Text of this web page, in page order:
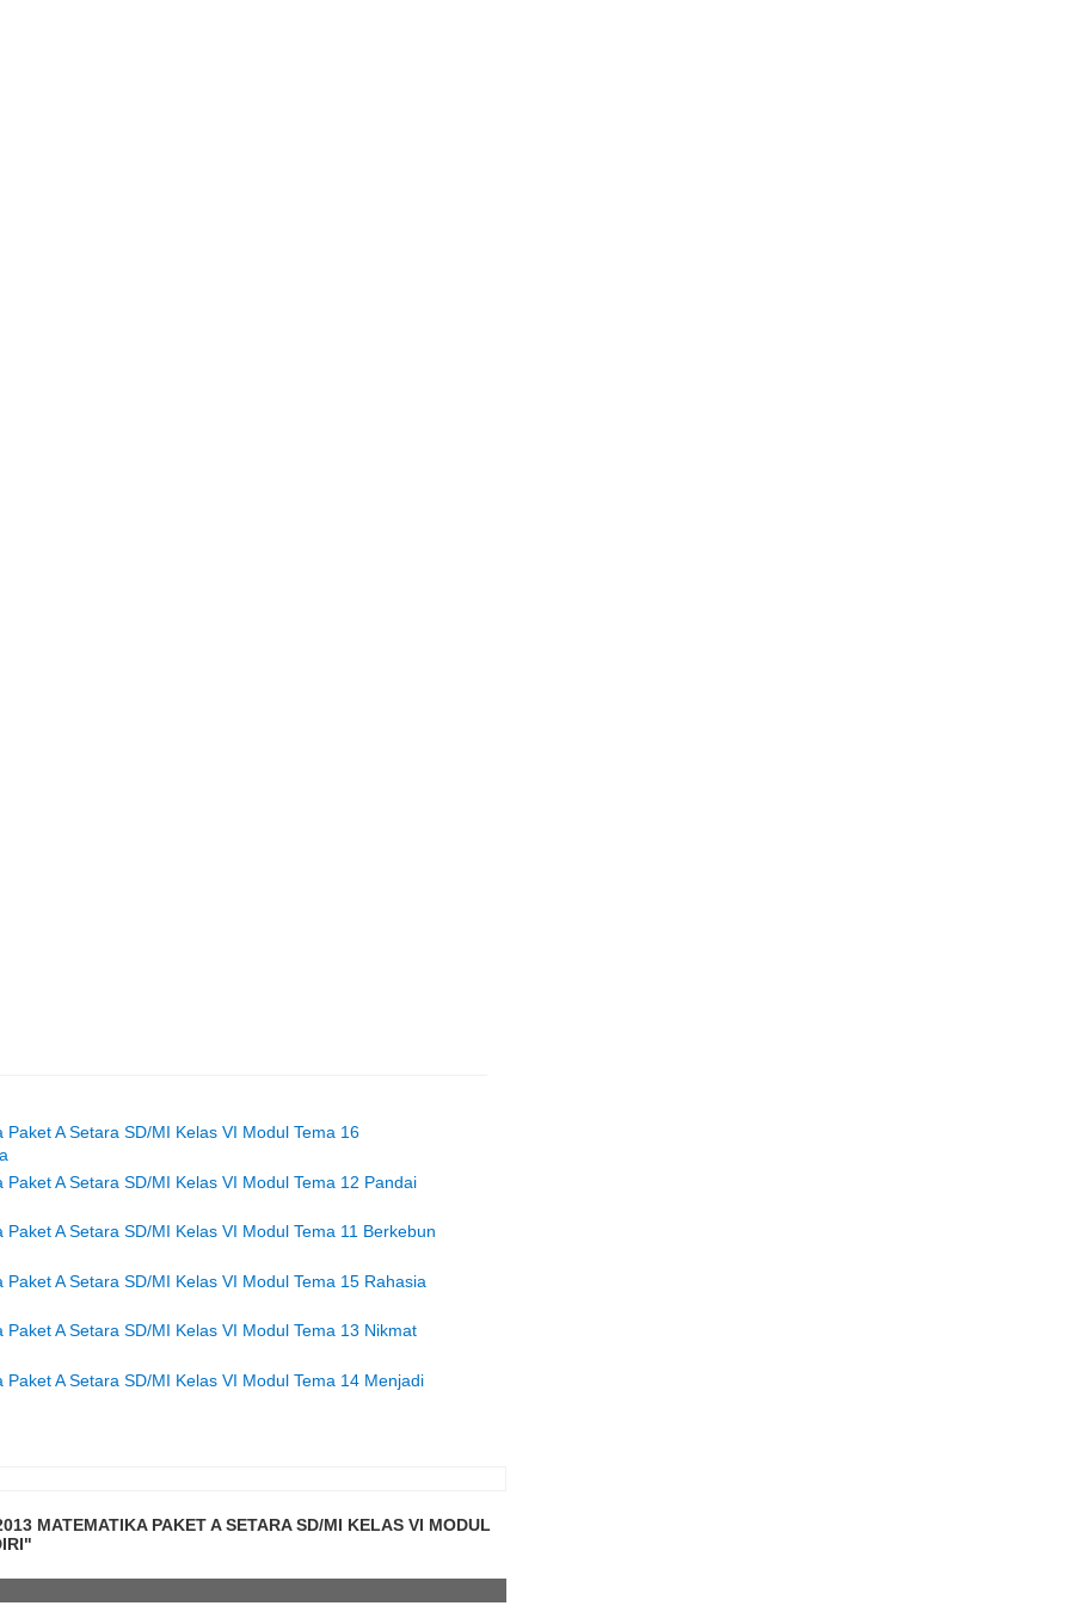
A Setara SD/MI Kelas VI Modul Tema 16
A Setara SD/MI Kelas VI Modul Tema 12 Pandai
A Setara SD/MI Kelas VI Modul Tema 11 Berkebun
A Setara SD/MI Kelas VI Modul Tema 15 Rahasia
A Setara SD/MI Kelas VI Modul Tema 13 Nikmat
A Setara SD/MI Kelas VI Modul Tema 14 Menjadi
MATEMATIKA PAKET A SETARA SD/MI KELAS VI MODUL